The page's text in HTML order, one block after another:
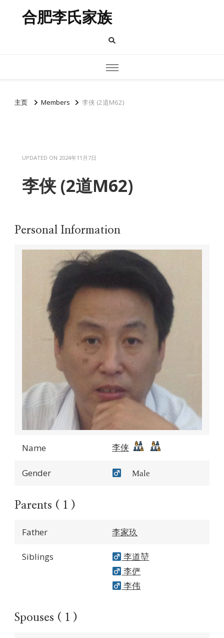
合肥李氏家族
主页 Members 李侠 (2道M62)
UPDATED ON 2024年11月7日
李侠 (2道M62)
Personal Information
Name 李侠
Gender Male
Parents ( 1 )
Father 李家玖
Siblings
李道堃
李俨
李伟
Spouses ( 1 )